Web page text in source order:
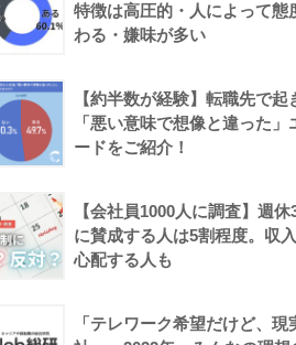
特徴は高圧的・人によって態
わる・嫌味が多い
【約半数が経験】転職先で起
「悪い意味で想像と違った」
ードをご紹介！
【会社員1000人に調査】週休
に賛成する人は5割程度。収
心配する人も
「テレワーク希望だけど、現